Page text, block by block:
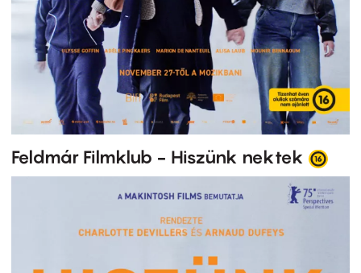
Feldmár Filmklub - Hiszünk nektek